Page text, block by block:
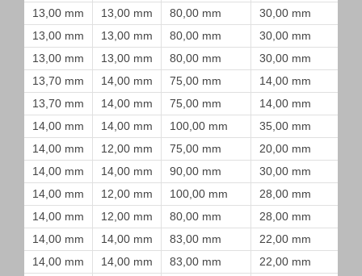
13,00 mm
13,00 mm 80,00 mm
30,00 mm
13,00 mm
13,00 mm 80,00 mm
30,00 mm
13,00 mm
13,00 mm 80,00 mm
30,00 mm
13,70 mm
14,00 mm 75,00 mm
14,00 mm
13,70 mm
14,00 mm 75,00 mm
14,00 mm
14,00 mm
14,00 mm 100,00 mm
35,00 mm
14,00 mm
12,00 mm 75,00 mm
20,00 mm
14,00 mm
14,00 mm 90,00 mm
30,00 mm
14,00 mm
12,00 mm 100,00 mm
28,00 mm
14,00 mm
12,00 mm 80,00 mm
28,00 mm
14,00 mm
14,00 mm 83,00 mm
22,00 mm
14,00 mm
14,00 mm 83,00 mm
22,00 mm